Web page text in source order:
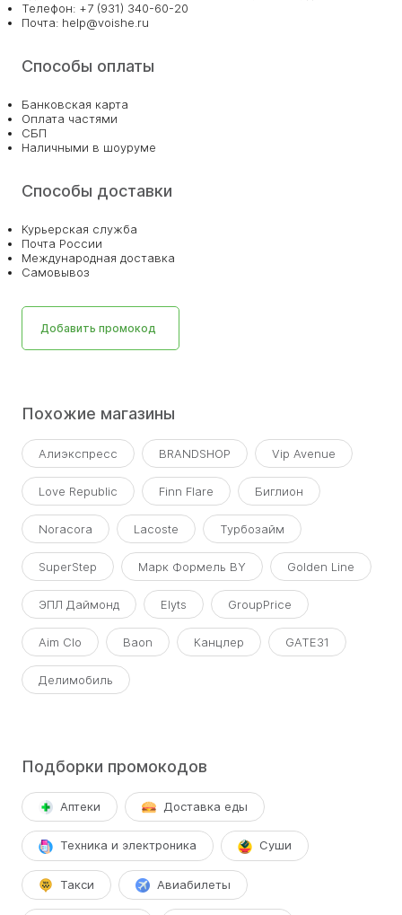
Телефон: +7 (931) 340-60-20
Почта: help@voishe.ru
Способы оплаты
Банковская карта
Оплата частями
СБП
Наличными в шоуруме
Способы доставки
Курьерская служба
Почта России
Международная доставка
Самовывоз
Добавить промокод
Похожие магазины
Алиэкспресс BRANDSHOP Vip Avenue
Love Republic Finn Flare Биглион
Noracora Lacoste Турбозайм
SuperStep Марк Формель BY Golden Line
ЭПЛ Даймонд Elyts GroupPrice
Aim Clo Baon Канцлер GATE31
Делимобиль
Подборки промокодов
Аптеки Доставка еды
Техника и электроника Суши
Такси Авиабилеты